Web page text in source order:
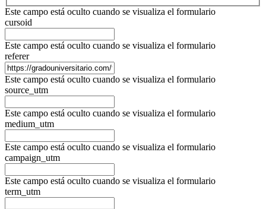
Este campo está oculto cuando se visualiza el formulario
cursoid
Este campo está oculto cuando se visualiza el formulario
referer
Este campo está oculto cuando se visualiza el formulario
source_utm
Este campo está oculto cuando se visualiza el formulario
medium_utm
Este campo está oculto cuando se visualiza el formulario
campaign_utm
Este campo está oculto cuando se visualiza el formulario
term_utm